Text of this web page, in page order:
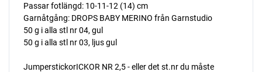
Passar fotlängd: 10-11-12 (14) cm
Garnåtgång: DROPS BABY MERINO från Garnstudio
50 g i alla stl nr 04, gul
50 g i alla stl nr 03, ljus gul
JumperstickorICKOR NR 2,5 - eller det st.nr du måste